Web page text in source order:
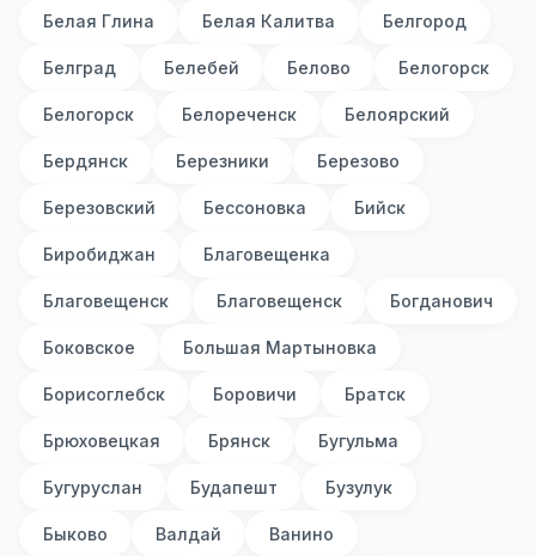
Белая Глина Белая Калитва Белгород
Белград Белебей Белово Белогорск
Белогорск Белореченск Белоярский
Бердянск Березники Березово
Березовский Бессоновка Бийск
Биробиджан Благовещенка
Благовещенск Благовещенск Богданович
Боковское Большая Мартыновка
Борисоглебск Боровичи Братск
Брюховецкая Брянск Бугульма
Бугуруслан Будапешт Бузулук
Быково Валдай Ванино